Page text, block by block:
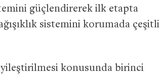
güçlendirerek ilk etapta
sistemini korumada çeşitli
konusunda birinci